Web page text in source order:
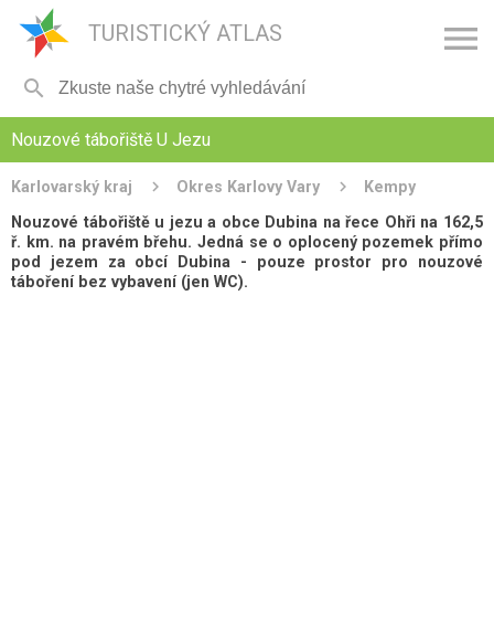
TURISTICKÝ ATLAS 

Nouzové tábořiště U Jezu
Karlovarský kraj Okres Karlovy Vary
Kempy
Nouzové tábořiště u jezu a obce Dubina na řece Ohři na 162,5
ř. km. na pravém břehu. Jedná se o oplocený pozemek přímo
pod jezem za obcí Dubina - pouze prostor pro nouzové
táboření bez vybavení (jen WC).